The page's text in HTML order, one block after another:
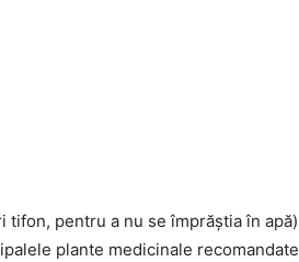
tifon, pentru a nu se împrăștia în apă)
plante medicinale recomandate